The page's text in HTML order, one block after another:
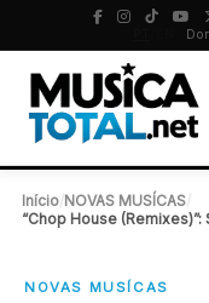
Início NOVAS MUSÍCAS
“Chop House
NOVAS MUSÍCAS